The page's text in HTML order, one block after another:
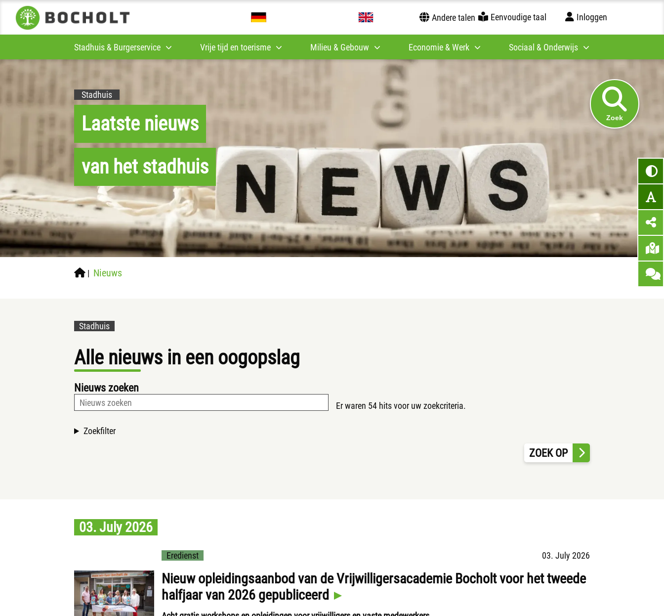
Andere talen Eenvoudige taal Inloggen
Stadhuis & Burgerservice Vrije tijd en toerisme Milieu & Gebouw Economie & Werk Sociaal & Onderwijs
Zoek
Stadhuis
Laatste nieuws
van het stadhuis
| Nieuws
Stadhuis
Alle nieuws in een oogopslag
Nieuws zoeken
Er waren 54 hits voor uw zoekcriteria.
Zoekfilter
ZOEK OP
03. July 2026
Eredienst 03. July 2026
Nieuw opleidingsaanbod van de Vrijwilligersacademie Bocholt voor het tweede
halfjaar van 2026 gepubliceerd